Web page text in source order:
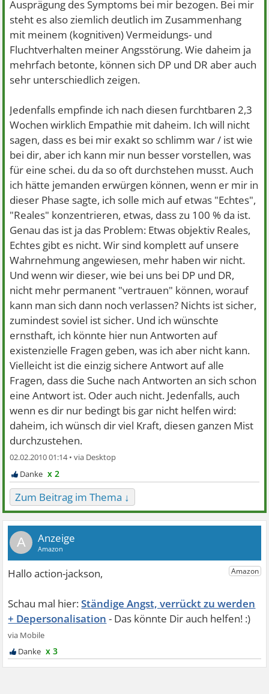
Ausprägung des Symptoms bei mir bezogen. Bei mir
steht es also ziemlich deutlich im Zusammenhang
mit meinem (kognitiven) Vermeidungs- und
Fluchtverhalten meiner Angsstörung. Wie daheim ja
mehrfach betonte, können sich DP und DR aber auch
sehr unterschiedlich zeigen.
Jedenfalls empfinde ich nach diesen furchtbaren 2,3
Wochen wirklich Empathie mit daheim. Ich will nicht
sagen, dass es bei mir exakt so schlimm war / ist wie
bei dir, aber ich kann mir nun besser vorstellen, was
für eine schei. du da so oft durchstehen musst. Auch
ich hätte jemanden erwürgen können, wenn er mir in
dieser Phase sagte, ich solle mich auf etwas "Echtes",
"Reales" konzentrieren, etwas, dass zu 100 % da ist.
Genau das ist ja das Problem: Etwas objektiv Reales,
Echtes gibt es nicht. Wir sind komplett auf unsere
Wahrnehmung angewiesen, mehr haben wir nicht.
Und wenn wir dieser, wie bei uns bei DP und DR,
nicht mehr permanent "vertrauen" können, worauf
kann man sich dann noch verlassen? Nichts ist sicher,
zumindest soviel ist sicher. Und ich wünschte
ernsthaft, ich könnte hier nun Antworten auf
existenzielle Fragen geben, was ich aber nicht kann.
Vielleicht ist die einzig sichere Antwort auf alle
Fragen, dass die Suche nach Antworten an sich schon
eine Antwort ist. Oder auch nicht. Jedenfalls, auch
wenn es dir nur bedingt bis gar nicht helfen wird:
daheim, ich wünsch dir viel Kraft, diesen ganzen Mist
durchzustehen.
02.02.2010 01:14 •
x 2
Zum Beitrag im Thema ↓
A
Ständige Angst, verrückt zu werden
+ Depersonalisation
x 3